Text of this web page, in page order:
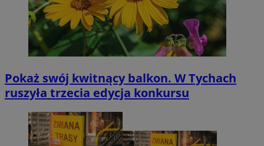
Pokaż swój kwitnący balkon. W Tychach
ruszyła trzecia edycja konkursu